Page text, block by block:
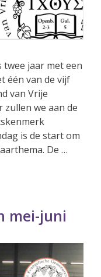
twee jaar met een
één van de vijf
van Vrije
zullen we aan de
is de start om
De …
mei-juni